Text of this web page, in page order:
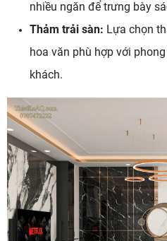
nhiều ngăn để trưng bày
Thảm trải sàn: Lựa chọn
hoa văn phù hợp với
khách.